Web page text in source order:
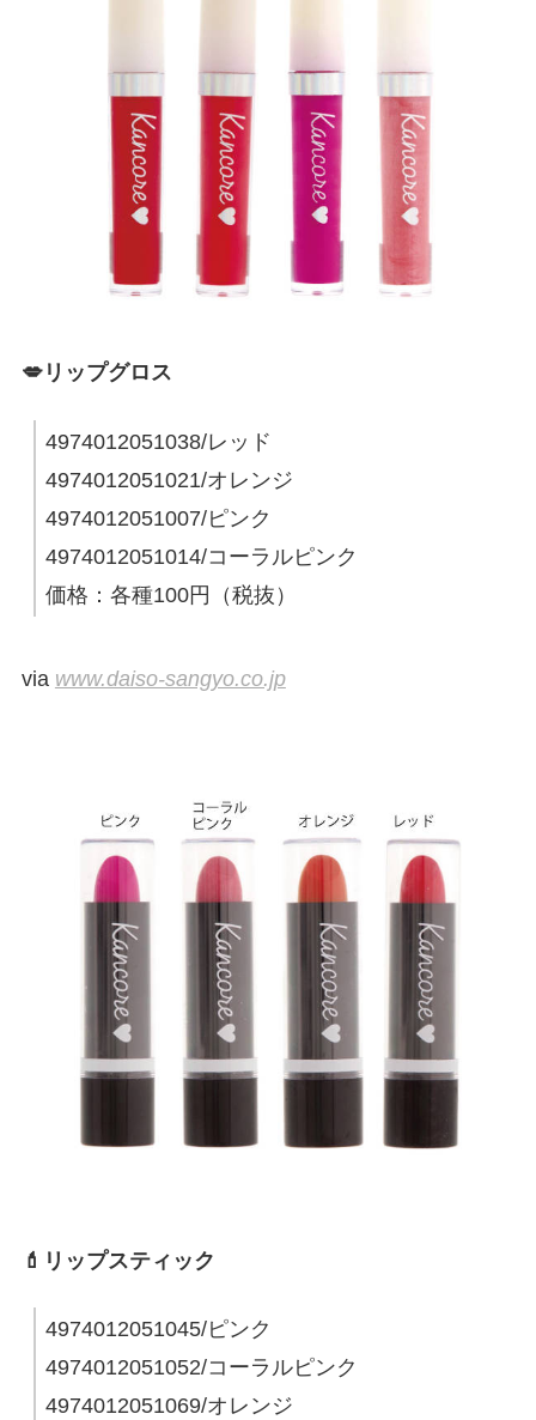
💋リップグロス
4974012051038/レッド
4974012051021/オレンジ
4974012051007/ピンク
4974012051014/コーラルピンク
価格：各種100円（税抜）
via www.daiso-sangyo.co.jp
💄リップスティック
4974012051045/ピンク
4974012051052/コーラルピンク
4974012051069/オレンジ